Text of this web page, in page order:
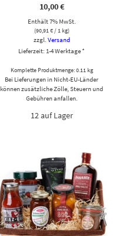
10,00€
Enthält 7% MwSt.
(90,91€/ 1 kg)
zzgl. Versand
Lieferzeit: 1-4 Werktage *
Komplette Produktmenge: 0.11 kg
Bei Lieferungen in Nicht-EU-Länder
können zusätzliche Zölle, Steuern und
Gebühren anfallen.
12 auf Lager